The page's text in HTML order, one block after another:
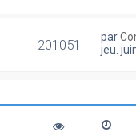
201051 par
jeu.